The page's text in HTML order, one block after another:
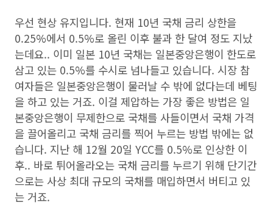
우선 현상 유지입니다. 현재 10년 국채 금리 상한을
0.25%에서 0.5%로 올린 이후 불과 한 달여 정도 지났
는데요.. 이미 일본 10년 국채는 일본중앙은행이 한도로
삼고 있는 0.5%를 수시로 넘나들고 있습니다. 시장 참
여자들은 일본중앙은행이 물러날 수 밖에 없다는데 베팅
을 하고 있는 거죠. 이걸 제압하는 가장 좋은 방법은 일
본중앙은행이 무제한으로 국채를 사들이면서 국채 가격
을 끌어올리고 국채 금리를 찍어 누르는 방법 밖에는 없
습니다. 지난 해 12월 20일 YCC를 0.5%로 인상한 이
후.. 바로 튀어올라오는 국채 금리를 누르기 위해 단기간
으로는 사상 최대 규모의 국채를 매입하면서 버티고 있
는 거죠.